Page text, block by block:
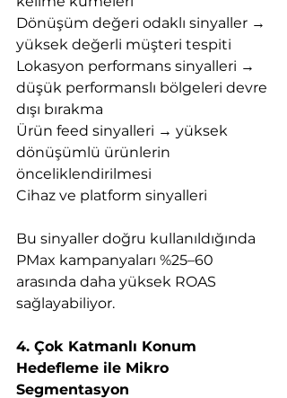
Dönüşüm değeri odaklı sinyaller →
yüksek değerli müşteri tespiti
Lokasyon performans sinyalleri →
düşük performanslı bölgeleri devre
dışı bırakma
Ürün feed sinyalleri → yüksek
dönüşümlü ürünlerin
önceliklendirilmesi
Cihaz ve platform sinyalleri
Bu sinyaller doğru kullanıldığında
PMax kampanyaları %25–60
arasında daha yüksek ROAS
sağlayabiliyor.
4. Çok Katmanlı Konum
Hedefleme ile Mikro
Segmentasyon